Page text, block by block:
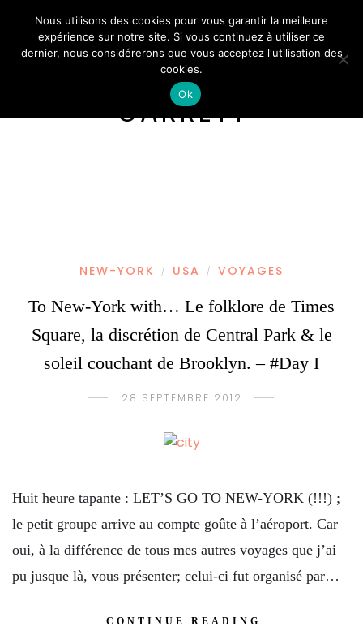
GARRETT
NEW-YORK / USA / VOYAGES
To New-York with… Le folklore de Times
Square, la discrétion de Central Park & le
soleil couchant de Brooklyn. – #Day I
28 SEPTEMBRE 2012
Huit heure tapante : LET’S GO TO NEW-YORK (!!!) ;
le petit groupe arrive au compte goûte à l’aéroport. Car
oui, à la différence de tous mes autres voyages que j’ai
pu jusque là, vous présenter; celui-ci fut organisé par…
CONTINUE READING
Nous utilisons des cookies pour vous garantir la meilleure
expérience sur notre site. Si vous continuez à utiliser ce
dernier, nous considérerons que vous acceptez l'utilisation des
cookies.
Ok